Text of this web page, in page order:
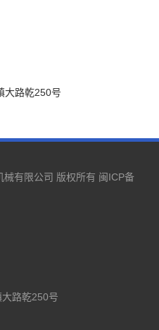
大路乾250号
有限公司 版权所有 闽ICP备
路乾250号